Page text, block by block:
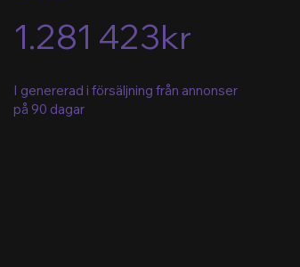
1.281 423kr
I genererad i försäljning från annonser
på 90 dagar